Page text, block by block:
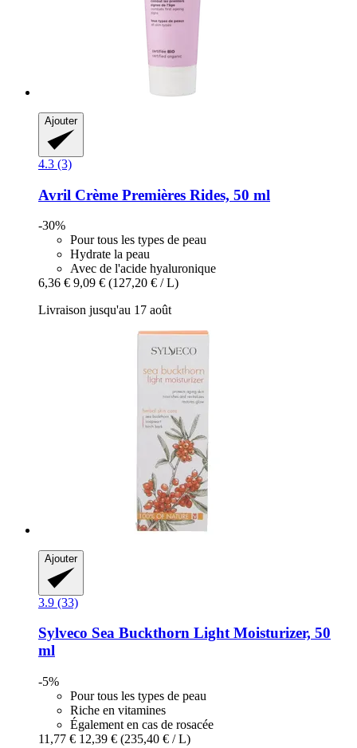
Ajouter
4.3 (3)
Avril Crème Premières Rides, 50 ml
-30%
Pour tous les types de peau
Hydrate la peau
Avec de l'acide hyaluronique
6,36 € 9,09 € (127,20 € / L)
Livraison jusqu'au 17 août
Ajouter
3.9 (33)
Sylveco Sea Buckthorn Light Moisturizer, 50
ml
-5%
Pour tous les types de peau
Riche en vitamines
Également en cas de rosacée
11,77 € 12,39 € (235,40 € / L)